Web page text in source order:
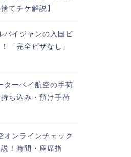
てチケ解説】
バイジャンの入国ビ
「完全ビザなし」
ターベイ航空の手荷
ち込み・預け手荷
オンラインチェック
！時間・座席指